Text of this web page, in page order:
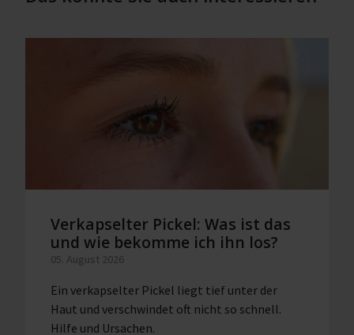
Verkapselter Pickel: Was ist das
und wie bekomme ich ihn los?
05. August 2026
Ein verkapselter Pickel liegt tief unter der
Haut und verschwindet oft nicht so schnell.
Hilfe und Ursachen.